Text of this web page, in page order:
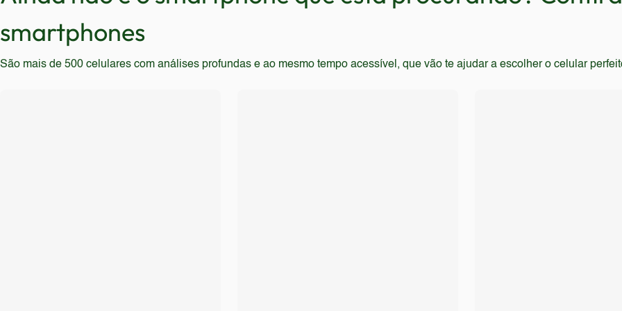
smartphones
São mais de 500 celulares com análises profundas e ao mesmo tempo acessível, que vão te ajudar a escolher o celular